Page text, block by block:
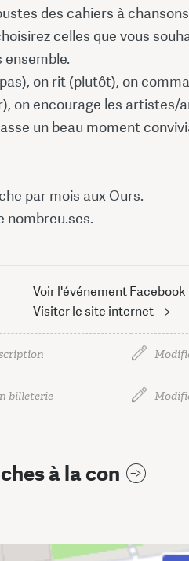
des cahiers à
celles que vous
on rit (plutôt), on
on encourage les artistes/
un beau moment
par mois aux Ours.
nombreu.ses.
Voir l'événement Facebook
Visiter le site internet
billeterie
à la con